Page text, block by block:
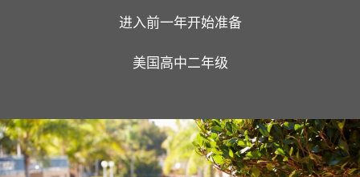
进入前一年开始准备
美国高中二年级